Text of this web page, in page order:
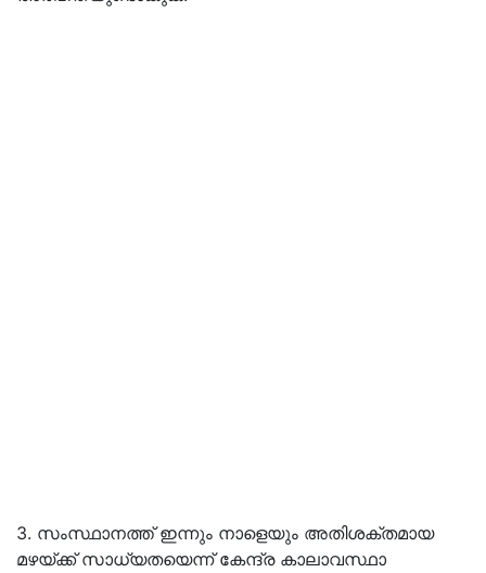
3. സംസ്ഥാനത്ത് ഇന്നും നാളെയും അതിശക്തമായ
മഴയ്ക്ക് സാധ്യതയെന്ന് കേന്ദ്ര കാലാവസ്ഥാ